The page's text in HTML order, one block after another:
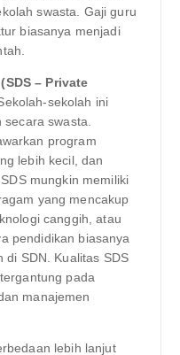
swasta. Gaji guru
biasanya menjadi
– Private
sekolah ini
swasta.
program
lebih kecil, dan
mungkin memiliki
yang mencakup
canggih, atau
pendidikan biasanya
di SDN. Kualitas SDS
pada
manajemen
lebih lanjut